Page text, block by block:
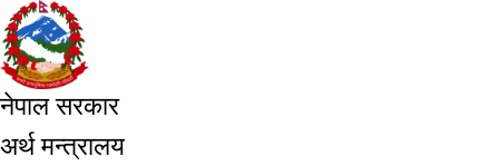
नेपाल सरकार
अर्थ मन्त्रालय